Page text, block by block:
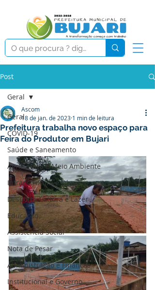
Post
Geral
COVID-19
Saúde e Saneamento
Agricultura e Meio Ambiente
Infraestrutura e Obras
Desporto Cultura e Lazer
Educação
Assistência Social
Nota de Pesar
Administração e Finanças
Institucional e Governo
Geral
Prefeitura trabalha novo espaço para
Feira do Produtor em Bujari
Ascom
18 de jan. de 2023 1 min de leitura